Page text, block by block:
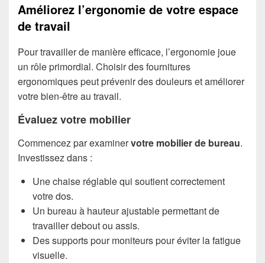
Améliorez l’ergonomie de votre espace
de travail
Pour travailler de manière efficace, l’ergonomie joue
un rôle primordial. Choisir des fournitures
ergonomiques peut prévenir des douleurs et améliorer
votre bien-être au travail.
Évaluez votre mobilier
Commencez par examinervotre mobilier de bureau.
Investissez dans :
Une chaise réglable qui soutient correctement
votre dos.
Un bureau à hauteur ajustable permettant de
travailler debout ou assis.
Des supports pour moniteurs pour éviter la fatigue
visuelle.